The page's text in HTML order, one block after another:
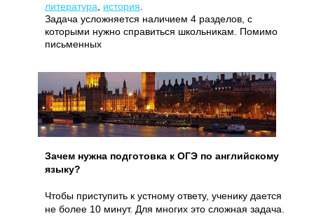
литература
история
Задача усложняется наличием 4 разделов, с
которыми нужно справиться школьникам. Помимо
письменных
Зачем нужна подготовка к ОГЭ по английскому
языку?
Чтобы приступить к устному ответу, ученику дается
не более 10 минут. Для многих это сложная задача.